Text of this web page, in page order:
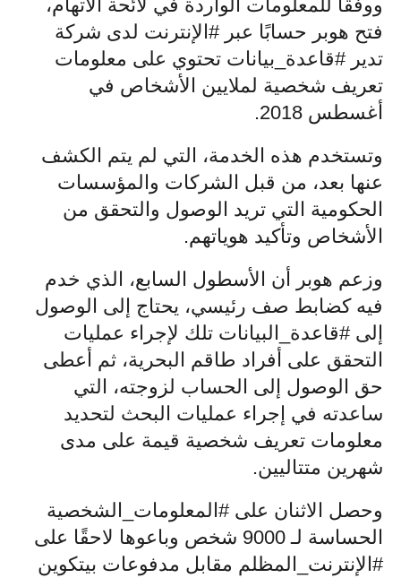
ووفقًا للمعلومات الواردة في لائحة الاتهام،
فتح هوبر حسابًا عبر #الإنترنت لدى شركة
تدير #قاعدة_بيانات تحتوي على معلومات
تعريف شخصية لملايين الأشخاص في
أغسطس 2018.
وتستخدم هذه الخدمة، التي لم يتم الكشف
عنها بعد، من قبل الشركات والمؤسسات
الحكومية التي تريد الوصول والتحقق من
الأشخاص وتأكيد هوياتهم.
وزعم هوبر أن الأسطول السابع، الذي خدم
فيه كضابط صف رئيسي، يحتاج إلى الوصول
إلى #قاعدة_البيانات تلك لإجراء عمليات
التحقق على أفراد طاقم البحرية، ثم أعطى
حق الوصول إلى الحساب لزوجته، التي
ساعدته في إجراء عمليات البحث لتحديد
معلومات تعريف شخصية قيمة على مدى
شهرين متتاليين.
وحصل الاثنان على #المعلومات_الشخصية
الحساسة لـ 9000 شخص وباعوها لاحقًا على
#الإنترنت_المظلم مقابل مدفوعات بيتكوين